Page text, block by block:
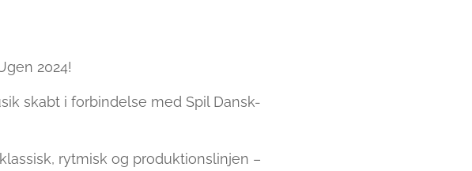
2024!
skabt i forbindelse med Spil Dansk-
rytmisk og produktionslinjen –